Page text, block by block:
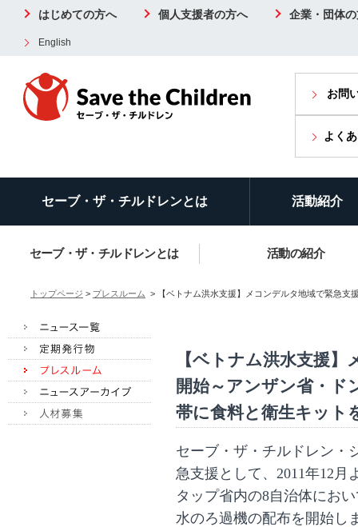
はじめての方へ 個人支援者の方へ 企業・団体
English
お問
よく
セーブ・ザ・チルドレンとは 活動紹介
セーブ・ザ・チルドレンとは 活動の紹介
トップページ > プレスルーム > 【ベトナム洪水支援】メコンデルタ地域で緊急支
【ベトナム洪水支援
開始～アンザン省・ド
帯に食料と衛生キット
セーブ・ザ・チルドレン・
急支援として、 2011年12 月
タップ省内の8自治体にお
水のろ過機の配布を開始し